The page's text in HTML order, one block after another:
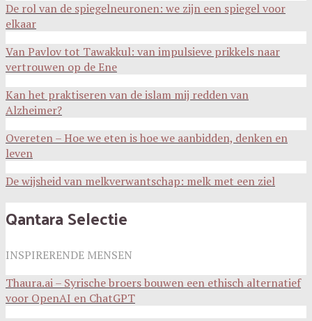
De rol van de spiegelneuronen: we zijn een spiegel voor
elkaar
Van Pavlov tot Tawakkul: van impulsieve prikkels naar
vertrouwen op de Ene
Kan het praktiseren van de islam mij redden van
Alzheimer?
Overeten – Hoe we eten is hoe we aanbidden, denken en
leven
De wijsheid van melkverwantschap: melk met een ziel
Qantara Selectie
INSPIRERENDE MENSEN
Thaura.ai – Syrische broers bouwen een ethisch alternatief
voor OpenAI en ChatGPT